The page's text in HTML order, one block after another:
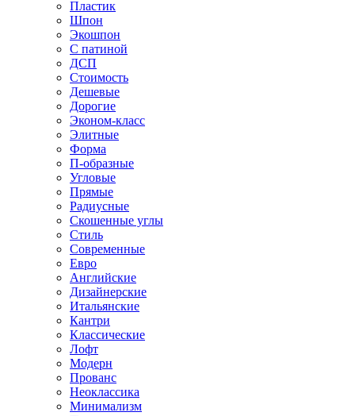
Пластик
Шпон
Экошпон
С патиной
ДСП
Стоимость
Дешевые
Дорогие
Эконом-класс
Элитные
Форма
П-образные
Угловые
Прямые
Радиусные
Скошенные углы
Стиль
Современные
Евро
Английские
Дизайнерские
Итальянские
Кантри
Классические
Лофт
Модерн
Прованс
Неоклассика
Минимализм